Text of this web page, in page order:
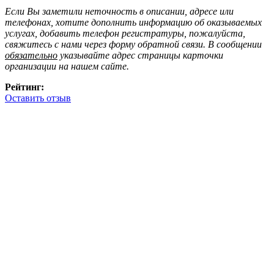
Если Вы заметили неточность в описании, адресе или
телефонах, хотите дополнить информацию об оказываемых
услугах, добавить телефон регистратуры, пожалуйста,
свяжитесь с нами через форму обратной связи. В сообщении
обязательно указывайте адрес страницы карточки
организации на нашем сайте.
Рейтинг:
Оставить отзыв